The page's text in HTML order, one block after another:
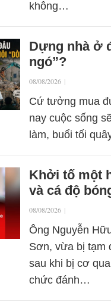
không…
Dựng nhà ở
ngó”?
08/08/2026 |
Cứ tưởng mua
nay cuộc sống
làm, buổi tối
Khởi tố một
và cá độ
08/08/2026 |
Ông Nguyễn
Sơn, vừa bị tạm
sau khi bị cơ
chức đánh…